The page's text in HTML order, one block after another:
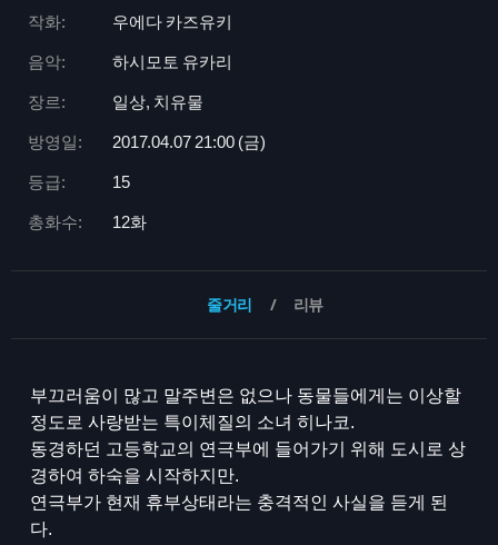
작화: 우에다 카즈유키
음악: 하시모토 유카리
장르: 일상, 치유물
방영일: 2017.04.07 21:00 (금)
등급: 15
총화수: 12화
줄거리 리뷰
부끄러움이 많고 말주변은 없으나 동물들에게는 이상할
정도로 사랑받는 특이체질의 소녀 히나코.
동경하던 고등학교의 연극부에 들어가기 위해 도시로 상
경하여 하숙을 시작하지만.
연극부가 현재 휴부상태라는 충격적인 사실을 듣게 된
다.